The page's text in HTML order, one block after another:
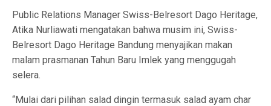
Public Relations Manager Swiss-Belresort Dago Heritage,
Atika Nurliawati mengatakan bahwa musim ini, Swiss-
Belresort Dago Heritage Bandung menyajikan makan
malam prasmanan Tahun Baru Imlek yang menggugah
selera.
“Mulai dari pilihan salad dingin termasuk salad ayam char